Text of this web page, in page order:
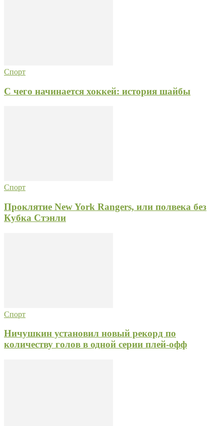
Спорт
С чего начинается хоккей: история шайбы
Спорт
Проклятие New York Rangers, или полвека без
Кубка Стэнли
Спорт
Ничушкин установил новый рекорд по
количеству голов в одной серии плей-офф